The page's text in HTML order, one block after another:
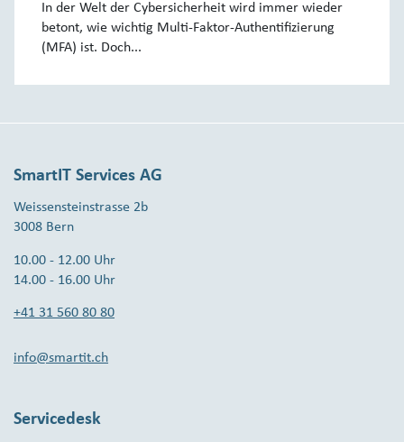
In der Welt der Cybersicherheit wird immer wieder
betont, wie wichtig Multi-Faktor-Authentifizierung
(MFA) ist. Doch...
SmartIT Services AG
Weissensteinstrasse 2b
3008 Bern
10.00 - 12.00 Uhr
14.00 - 16.00 Uhr
+41 31 560 80 80
info@smartit.ch
Servicedesk